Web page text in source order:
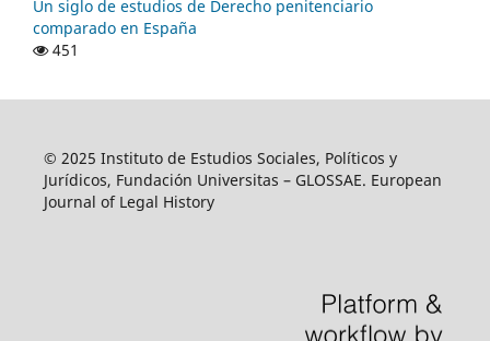
Un siglo de estudios de Derecho penitenciario
comparado en España
451
© 2025 Instituto de Estudios Sociales, Políticos y
Jurídicos, Fundación Universitas – GLOSSAE. European
Journal of Legal History